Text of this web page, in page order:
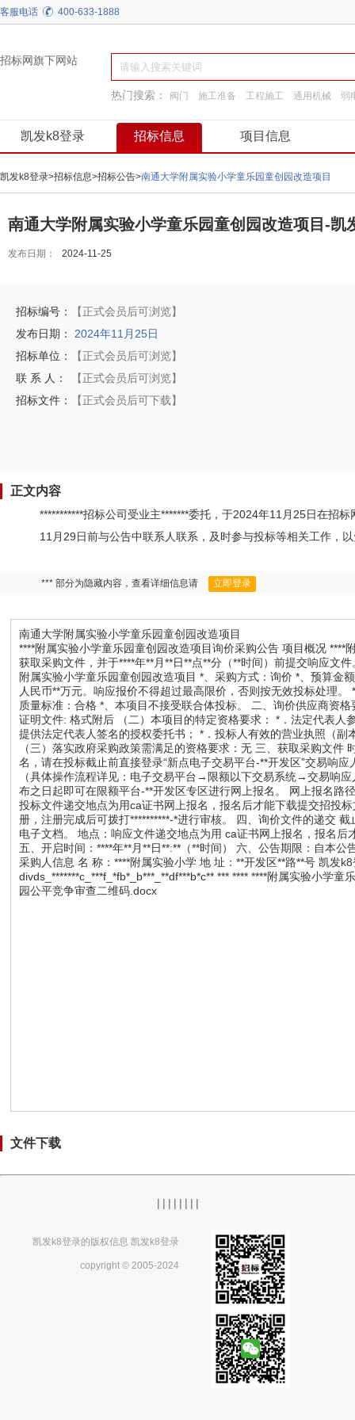
客服电话 400-633-1888
招标网旗下网站
热门搜索： 阀门 施工准备 工程施工 通用机械
弱
凯发k8登录 招标信息 项目信息
凯发k8登录>招标信息>招标公告>南通大学附属实验小学童乐园童创园改造项目
南通大学附属实验小学童乐园童创园改造项目-凯
发布日期： 2024-11-25
招标编号：
【正式会员后可浏览】
发布日期：
2024年11月25日
招标单位：
【正式会员后可浏览】
联 系 人：
【正式会员后可浏览】
招标文件：
【正式会员后可下载】
正文内容
***********招标公司受业主*******委托，于2024年11月25日在招
11月29日前与公告中联系人联系，及时参与投标等相关工作，
*** 部分为隐藏内容，查看详细信息请 立即登录
南通大学附属实验小学童乐园童创园改造项目
****附属实验小学童乐园童创园改造项目询价采购公告 项目概况
获取采购文件，并于****年**月**日**点**分（**时间）前提交响应文
附属实验小学童乐园童创园改造项目 *、采购方式：询价 *、预算金
人民币**万元。响应报价不得超过最高限价，否则按无效投标处理
质量标准：合格 *、本项目不接受联合体投标。 二、询价供应商资
证明文件: 格式附后 （二）本项目的特定资格要求： *．法定代表
提供法定代表人签名的授权委托书； *．投标人有效的营业执照（
（三）落实政府采购政策需满足的资格要求：无 三、获取采购文件
名，请在投标截止前直接登录“新点电子交易平台-**开发区”交易响
（具体操作流程详见：电子交易平台→限额以下交易系统→交易响
布之日起即可在限额平台-**开发区专区进行网上报名。 网上报名路
投标文件递交地点为用ca证书网上报名，报名后才能下载提交招投
册，注册完成后可拨打**********-*进行审核。 四、询价文件的递交
电子文档。 地点：响应文件递交地点为用 ca证书网上报名，报名
五、开启时间：****年**月**日**:**（**时间） 六、公告期限：自本
采购人信息 名 称：****附属实验小学 地 址：**开发区**路**号 凯发
divds_*******c_***f_*fb*_b***_**df***b*c** *** **** ****附属实验小学
园公平竞争审查二维码.docx
文件下载
| | | | | | | |
凯发k8登录的版权信息 凯发k8登录
copyright © 2005-2024